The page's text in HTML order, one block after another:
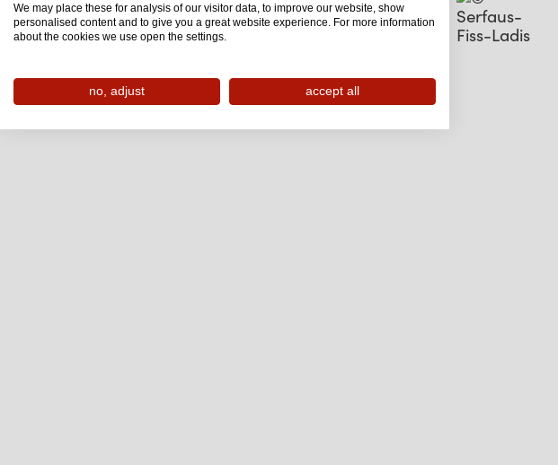
We may place these for analysis of our visitor data, to improve our website, show
personalised content and to give you a great website experience. For more information
about the cookies we use open the settings.
no, adjust accept all